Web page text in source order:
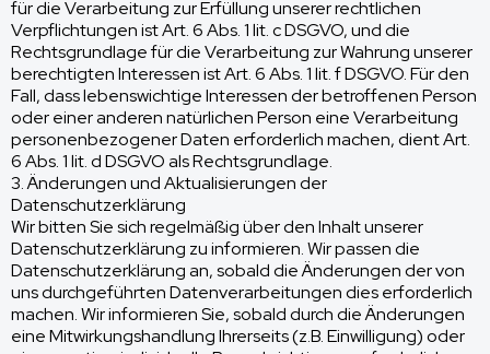
für die Verarbeitung zur Erfüllung unserer rechtlichen
Verpflichtungen ist Art. 6 Abs. 1 lit. c DSGVO, und die
Rechtsgrundlage für die Verarbeitung zur Wahrung unserer
berechtigten Interessen ist Art. 6 Abs. 1 lit. f DSGVO. Für den
Fall, dass lebenswichtige Interessen der betroffenen Person
oder einer anderen natürlichen Person eine Verarbeitung
personenbezogener Daten erforderlich machen, dient Art.
6 Abs. 1 lit. d DSGVO als Rechtsgrundlage.
3. Änderungen und Aktualisierungen der
Datenschutzerklärung
Wir bitten Sie sich regelmäßig über den Inhalt unserer
Datenschutzerklärung zu informieren. Wir passen die
Datenschutzerklärung an, sobald die Änderungen der von
uns durchgeführten Datenverarbeitungen dies erforderlich
machen. Wir informieren Sie, sobald durch die Änderungen
eine Mitwirkungshandlung Ihrerseits (z.B. Einwilligung) oder